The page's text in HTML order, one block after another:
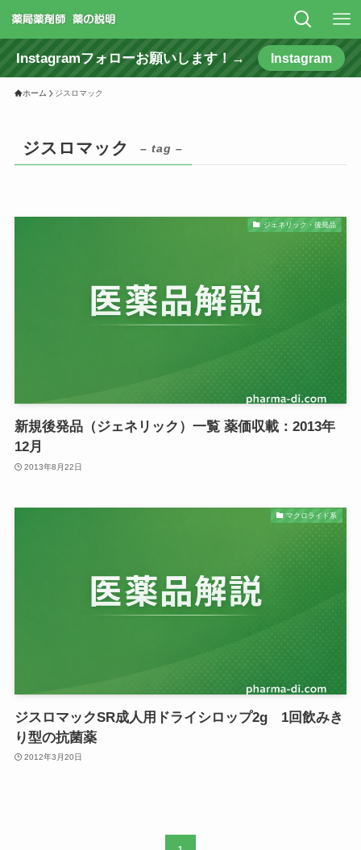
Instagramフォローお願いします！→ Instagram
ホーム ジスロマック
ジスロマック – tag –
ジェネリック・後発品
新規後発品（ジェネリック）一覧 薬価収載：2013年
12月
2013年8月22日
マクロライド系
ジスロマックSR成人用ドライシロップ2g 1回飲みき
り型の抗菌薬
2012年3月20日